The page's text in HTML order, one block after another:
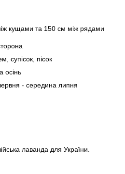
кущами та 150 см між рядами
супісок, пісок
осінь
- середина липня
лаванда для України.